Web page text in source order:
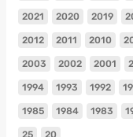
2021 2020 2019
2012 2011 2010
2003 2002 2001
1994 1993 1992
1985 1984 1983
25 20